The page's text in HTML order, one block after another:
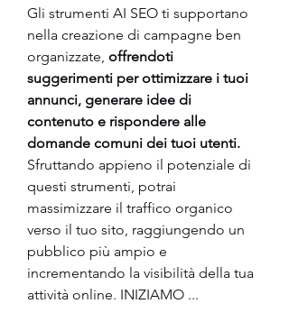
Gli strumenti AI SEO ti supportano
nella creazione di campagne ben
organizzate, offrendoti
suggerimenti per ottimizzare i tuoi
annunci, generare idee di
contenuto e rispondere alle
domande comuni dei tuoi utenti.
Sfruttando appieno il potenziale di
questi strumenti, potrai
massimizzare il traffico organico
verso il tuo sito, raggiungendo un
pubblico più ampio e
incrementando la visibilità della tua
attività online. INIZIAMO ...